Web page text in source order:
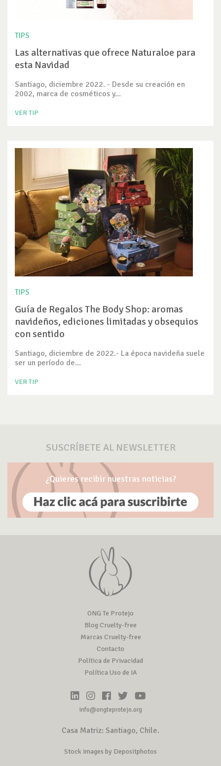
TIPS
Las alternativas que ofrece Naturaloe para
esta Navidad
Santiago, diciembre 2022. - Desde su creación en
2002, marca de cosméticos y...
VER TIP
TIPS
Guía de Regalos The Body Shop: aromas
navideños, ediciones limitadas y obsequios
con sentido
Santiago, diciembre de 2022.- La época navideña suele
ser un período de...
VER TIP
SUSCRÍBETE AL NEWSLETTER
¿Quieres recibir nuestras noticias?
ONG Te Protejo
Blog Cruelty-free
Marcas Cruelty-free
Contacto
Política de Privacidad
Política Uso de IA
info@ongteprotejo.org
Casa Matriz: Santiago, Chile.
Stock images by Depositphotos